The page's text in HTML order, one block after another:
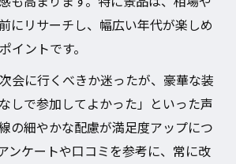
にリサーチし、幅広い年代が楽しめ
イントです。
会に行くべきか迷ったが、豪華な装
しで参加してよかった」といった声
の細やかな配慮が満足度アップにつ
ンケートや口コミを参考に、常に改